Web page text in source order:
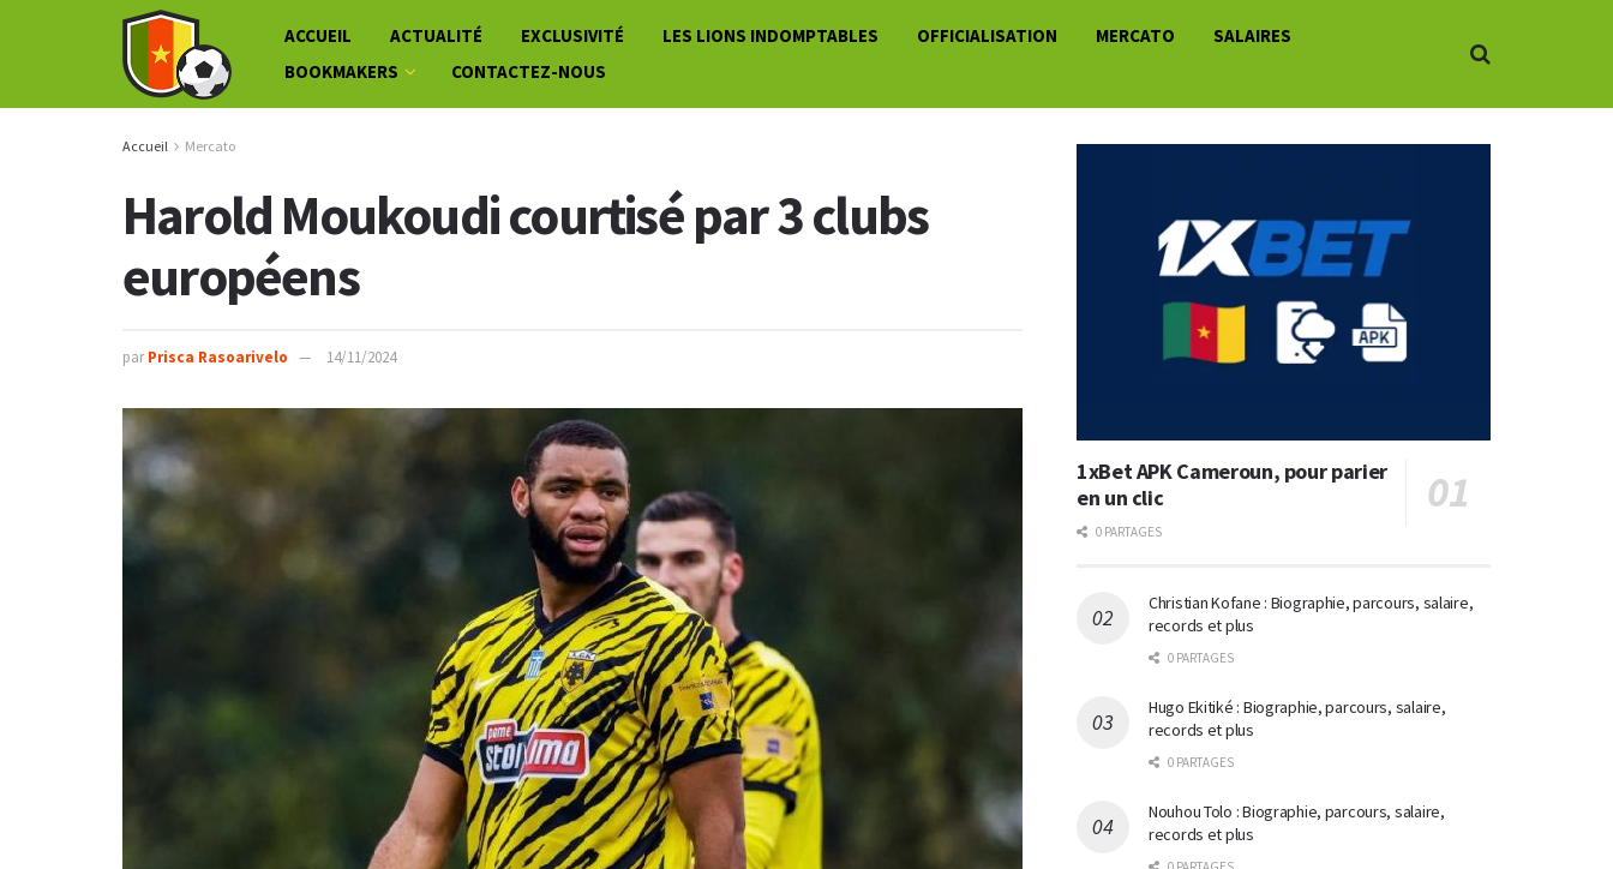
ACCUEIL ACTUALITÉ EXCLUSIVITÉ LES LIONS INDOMPTABLES OFFICIALISATION MERCATO
SALAIRES
BOOKMAKERS
CONTACTEZ-NOUS
Accueil Mercato
Harold Moukoudi courtisé par 3 clubs
européens
par Prisca Rasoarivelo 14/11/2024
1xBet APK Cameroun, pour parier
en un clic
0 PARTAGES
Christian Kofane : Biographie, parcours, salaire,
records et plus
0 PARTAGES
Hugo Ekitiké : Biographie, parcours, salaire,
records et plus
0 PARTAGES
Nouhou Tolo : Biographie, parcours, salaire,
records et plus